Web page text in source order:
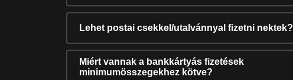
Lehet postai csekkel/utalvánnyal fizetni nektek?
Miért vannak a bankkártyás fizetések
minimumösszegekhez kötve?